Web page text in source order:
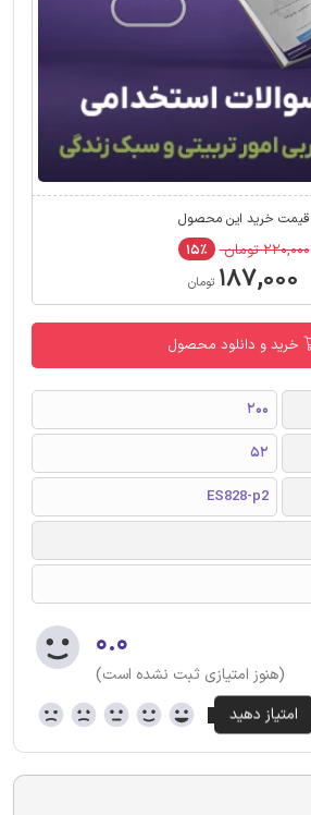
قیمت خرید این محصول
۲۲۰,۰۰۰ تومان ۱۵٪
۱۸۷,۰۰۰ تومان
خرید و دانلود محصول
200
52
ES828-p2
۰.۰
(هنوز امتیازی ثبت نشده است)